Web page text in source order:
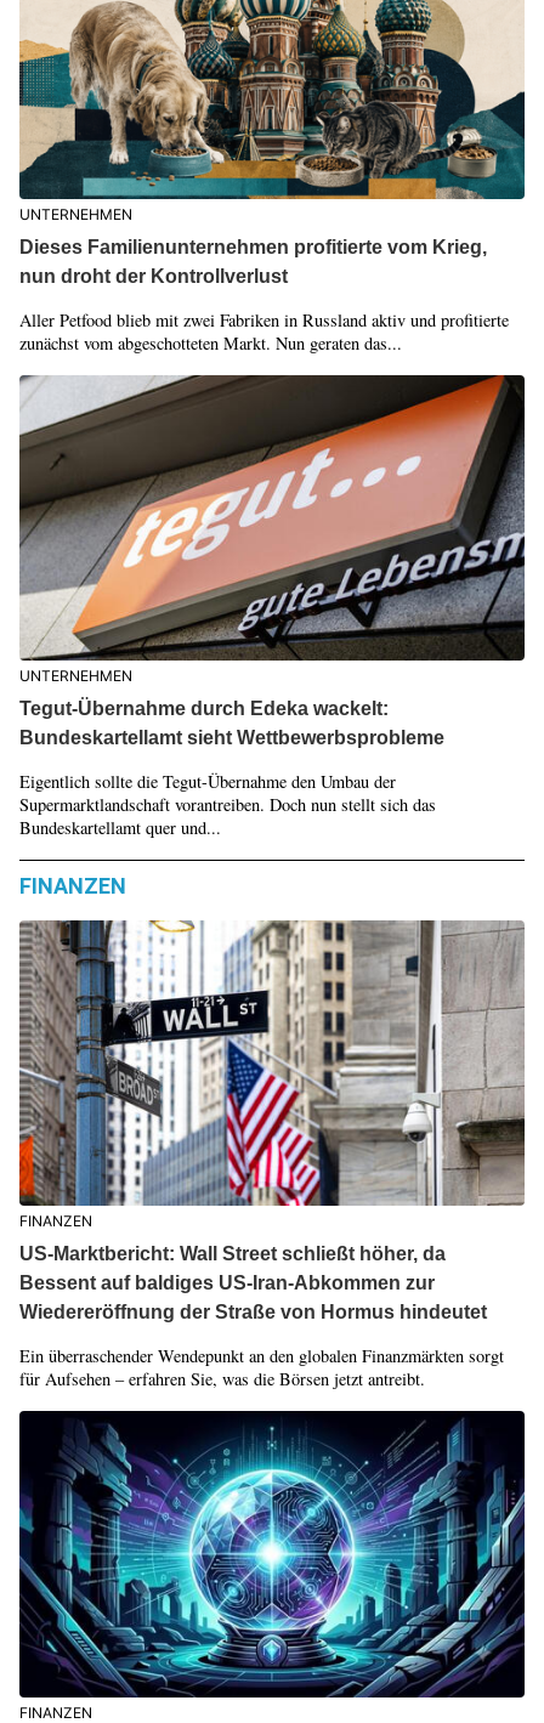
UNTERNEHMEN
Dieses Familienunternehmen profitierte vom Krieg,
nun droht der Kontrollverlust
Aller Petfood blieb mit zwei Fabriken in Russland aktiv und profitierte
zunächst vom abgeschotteten Markt. Nun geraten das...
UNTERNEHMEN
Tegut-Übernahme durch Edeka wackelt:
Bundeskartellamt sieht Wettbewerbsprobleme
Eigentlich sollte die Tegut-Übernahme den Umbau der
Supermarktlandschaft vorantreiben. Doch nun stellt sich das
Bundeskartellamt quer und...
FINANZEN
FINANZEN
US-Marktbericht: Wall Street schließt höher, da
Bessent auf baldiges US-Iran-Abkommen zur
Wiedereröffnung der Straße von Hormus hindeutet
Ein überraschender Wendepunkt an den globalen Finanzmärkten sorgt
für Aufsehen – erfahren Sie, was die Börsen jetzt antreibt.
FINANZEN